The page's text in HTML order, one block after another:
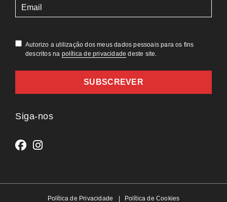
(Obrigatório)
Autorizo a utilização dos meus dados pessoais para os fins
descritos na política de privacidade deste site.
Siga-nos
Política de Privacidade Política de Cookies